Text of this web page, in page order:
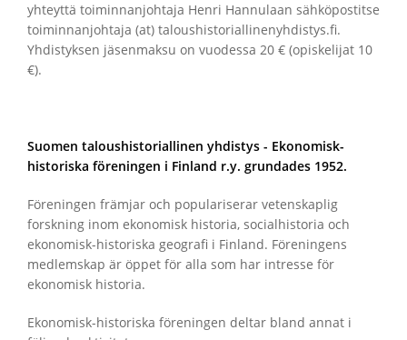
yhteyttä toiminnanjohtaja Henri Hannulaan sähköpostitse
toiminnanjohtaja (at) taloushistoriallinenyhdistys.fi.
Yhdistyksen jäsenmaksu on vuodessa 20 € (opiskelijat 10
€).
Suomen taloushistoriallinen yhdistys - Ekonomisk-
historiska föreningen i Finland r.y. grundades 1952.
Föreningen främjar och populariserar vetenskaplig
forskning inom ekonomisk historia, socialhistoria och
ekonomisk-historiska geografi i Finland. Föreningens
medlemskap är öppet för alla som har intresse för
ekonomisk historia.
Ekonomisk-historiska föreningen deltar bland annat i